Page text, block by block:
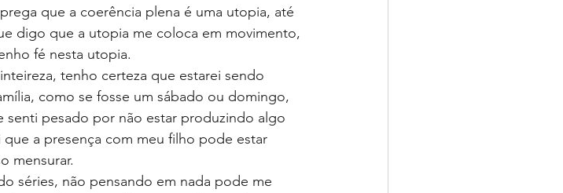
que a coerência plena é uma utopia, até
digo que a utopia me coloca em movimento,
fé nesta utopia.
tenho certeza que estarei sendo
como se fosse um sábado ou domingo,
senti pesado por não estar produzindo algo
a presença com meu filho pode estar
mensurar.
séries, não pensando em nada pode me